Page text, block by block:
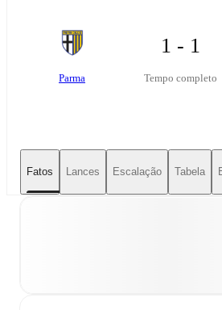
Parma
1 - 1
Tempo completo
Fatos Lances Escalação Tabela